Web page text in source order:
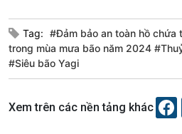
thương mại
Xã hội
Tag: #Đảm bảo an toàn hồ chứa
trong mùa mưa bão năm 2024
#Siêu bão Yagi
Xem trên các nền tảng khác